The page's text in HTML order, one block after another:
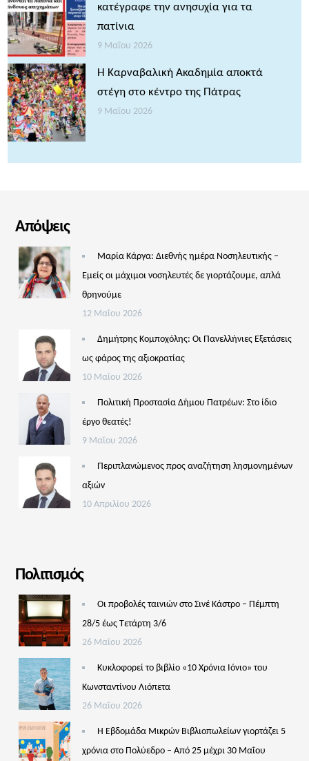
κατέγραφε την ανησυχία για τα
πατίνια
9 Μαΐου 2026
Η Καρναβαλική Ακαδημία αποκτά
στέγη στο κέντρο της Πάτρας
9 Μαΐου 2026
Απόψεις
Μαρία Κάργα: Διεθνής ημέρα Νοσηλευτικής –
Εμείς οι μάχιμοι νοσηλευτές δε γιορτάζουμε, απλά
θρηνούμε
12 Μαΐου 2026
Δημήτρης Κομποχόλης: Οι Πανελλήνιες Εξετάσεις
ως φάρος της αξιοκρατίας
10 Μαΐου 2026
Πολιτική Προστασία Δήμου Πατρέων: Στο ίδιο
έργο θεατές!
9 Μαΐου 2026
Περιπλανώμενος προς αναζήτηση λησμονημένων
αξιών
10 Απριλίου 2026
Πολιτισμός
Οι προβολές ταινιών στο Σινέ Κάστρο – Πέμπτη
28/5 έως Τετάρτη 3/6
26 Μαΐου 2026
Κυκλοφορεί το βιβλίο «10 Χρόνια Ιόνιο» του
Κωνσταντίνου Λιόπετα
26 Μαΐου 2026
Η Εβδομάδα Μικρών Βιβλιοπωλείων γιορτάζει 5
χρόνια στο Πολύεδρο – Από 25 μέχρι 30 Μαΐου